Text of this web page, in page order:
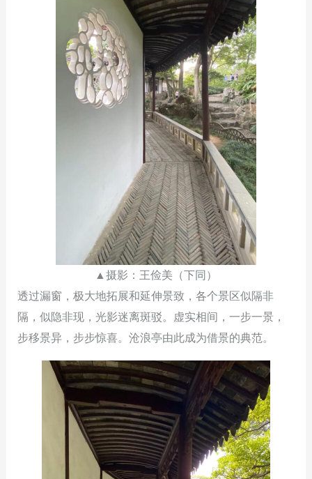
▲摄影：王俭美（下同）
透过漏窗，极大地拓展和延伸景致，各个景区似隔非
隔，似隐非现，光影迷离斑驳。虚实相间，一步一景，
步移景异，步步惊喜。沧浪亭由此成为借景的典范。